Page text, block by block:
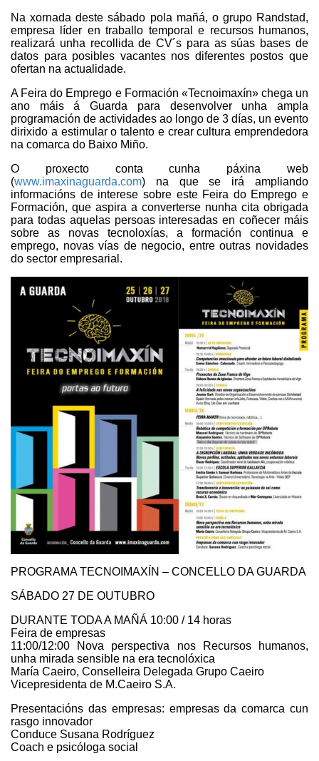
Na xornada deste sábado pola mañá, o grupo Randstad,
empresa líder en traballo temporal e recursos humanos,
realizará unha recollida de CV´s para as súas bases de
datos para posibles vacantes nos diferentes postos que
ofertan na actualidade.
A Feira do Emprego e Formación «Tecnoimaxín» chega un
ano máis á Guarda para desenvolver unha ampla
programación de actividades ao longo de 3 días, un evento
dirixido a estimular o talento e crear cultura emprendedora
na comarca do Baixo Miño.
O proxecto conta cunha páxina web
(www.imaxinaguarda.com) na que se irá ampliando
informacións de interese sobre este Feira do Emprego e
Formación, que aspira a converterse nunha cita obrigada
para todas aquelas persoas interesadas en coñecer máis
sobre as novas tecnoloxías, a formación continua e
emprego, novas vías de negocio, entre outras novidades
do sector empresarial.
PROGRAMA TECNOIMAXÍN – CONCELLO DA GUARDA
SÁBADO 27 DE OUTUBRO
DURANTE TODA A MAÑÁ 10:00 / 14 horas
Feira de empresas
11:00/12:00 Nova perspectiva nos Recursos humanos,
unha mirada sensible na era tecnolóxica
María Caeiro, Conselleira Delegada Grupo Caeiro
Vicepresidenta de M.Caeiro S.A.
Presentacións das empresas: empresas da comarca cun
rasgo innovador
Conduce Susana Rodríguez
Coach e psicóloga social